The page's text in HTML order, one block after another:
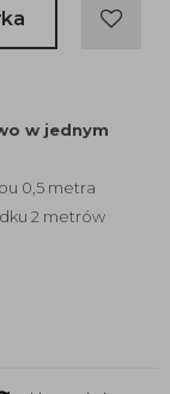
w jednym
0,5 metra
2 metrów